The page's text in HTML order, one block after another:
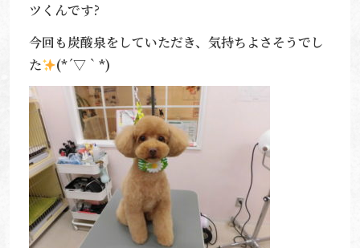
ツくんです?
今回も炭酸泉をしていただき、気持ちよさそうでし
た
(*´▽｀*)